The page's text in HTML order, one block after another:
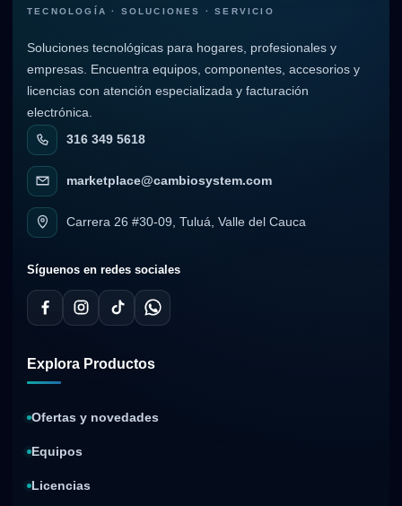
TECNOLOGÍA · SOLUCIONES · SERVICIO
Soluciones tecnológicas para hogares, profesionales y
empresas. Encuentra equipos, componentes, accesorios y
licencias con atención especializada y facturación
electrónica.
316 349 5618
marketplace@cambiosystem.com
Carrera 26 #30-09, Tuluá, Valle del Cauca
Síguenos en redes sociales
Explora Productos
Ofertas y novedades
Equipos
Licencias